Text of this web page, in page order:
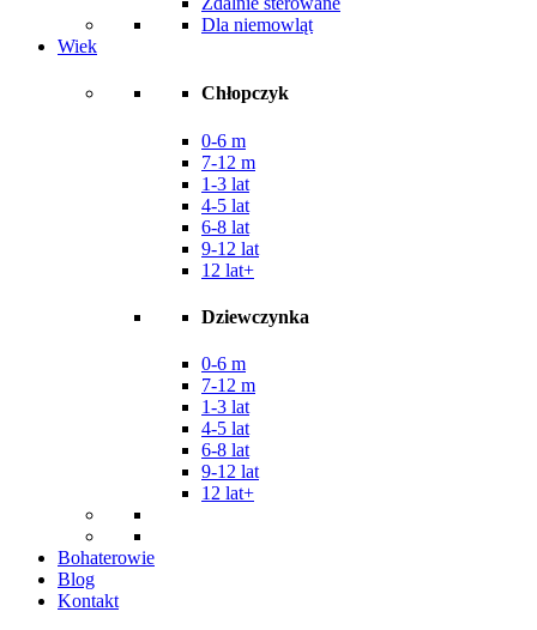
Dla niemowląt
Wiek
Chłopczyk
0-6 m
7-12 m
1-3 lat
4-5 lat
6-8 lat
9-12 lat
12 lat+
Dziewczynka
0-6 m
7-12 m
1-3 lat
4-5 lat
6-8 lat
9-12 lat
12 lat+
Bohaterowie
Blog
Kontakt